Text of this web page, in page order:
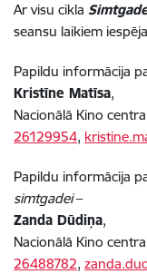
Ar visu cikla
seansu laikiem
Papildu informācija
Kristīne Matīsa,
Nacionālā Kino
26129954,
Papildu informācija
simtgadei–
Zanda Dūdiņa,
Nacionālā Kino
26488782,